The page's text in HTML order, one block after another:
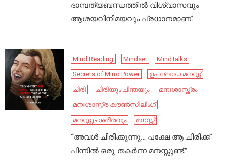
ദാമ്പത്യബന്ധത്തിൽ വിശ്വാസവും
ആശയവിനിമയവും പ്രധാനമാണ്.
Mind Reading Mindset
MindTalks
Secrets of Mind Power
ഉപബോധ മനസ്സ്
ചിരി
ചിരിയും ചിന്തയും
മനഃശാസ്ത്രം
മനഃശാസ്ത്ര കൗൺസിലിംഗ്
മനസ്സും ശരീരവും
മനസ്സ്
“അവൾ ചിരിക്കുന്നു… പക്ഷേ ആ ചിരിക്ക്
പിന്നിൽ ഒരു തകർന്ന മനസ്സുണ്ട്.”